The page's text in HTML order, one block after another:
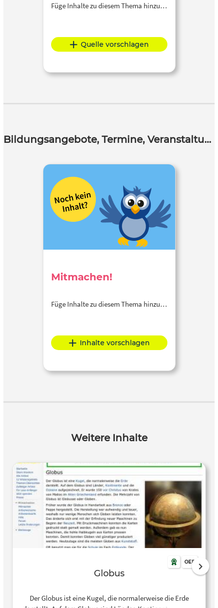
Füge Inhalte zu diesem Thema hinzu…
Quelle vorschlagen
Bildungsangebote, Termine, Veranstaltungen
Mitmachen!
Füge Inhalte zu diesem Thema hinzu…
Inhalte vorschlagen
Weitere Inhalte
OER
Globus
Der Globus ist eine Kugel, die normalerweise die Erde